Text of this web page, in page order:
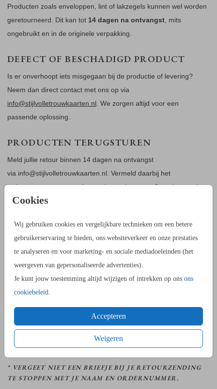
Cookies
Wij gebruiken cookies en vergelijkbare technieken om een betere
gebruikerservaring te bieden, ons websiteverkeer en onze prestaties
te analyseren en voor marketing- en sociale mediadoeleinden (het
weergeven van gepersonaliseerde advertenties).
Je kunt jouw toestemming altijd wijzigen of intrekken op ons ons
cookiebeleid.
Accepteren
Weigeren
Producten zoals enveloppen, lint of lakzegels kunnen wel worden
geretourneerd. Dit kan tot 14 dagen na ontvangst , mits
ongebruikt en in de originele verpakking.
DEFECT OF BESCHADIGD PRODUCT
Is er onverhoopt iets misgegaan bij de productie of levering?
Neem dan direct contact met ons op via
info@stijlvolletrouwkaarten.nl . We zorgen altijd voor een
passende oplossing.
PRODUCTEN TERUGSTUREN
Meld jullie retour binnen 14 dagen na ontvangst
via info@stijlvolletrouwkaarten.nl. Vermeld daarbij het
ordernummer en om welke producten het gaat. Stuur het product
vervolgens in de originele staat en verpakking terug met daarbij
RETOURKOSTEN
De kosten voor het terugsturen zijn voor jullie eigen rekening.
TERUGBETALEN
WIJ HET AANKOOPBEDRAG ZO SNEL MOGELIJK
TERUG, UITERLIJK BINNEN30 DAGEN. DIT DOEN WIJ
VIA DEZELFDE BETAALMETHODE WAARMEE DE
BESTELLING IS GEPLAATST.
* VERGEET NIET EEN BRIEFJE BIJ JE RETOURZENDING
TE STOPPEN MET JE NAAM EN ORDERNUMMER.